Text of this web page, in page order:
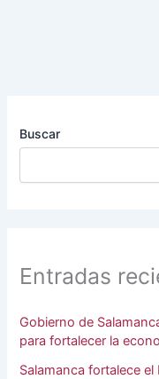
Buscar
Entradas
Gobierno de
para fortalecer la
Salamanca fortalece